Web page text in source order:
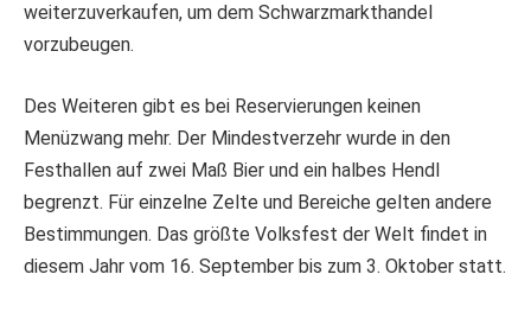
weiterzuverkaufen, um dem Schwarzmarkthandel
vorzubeugen.
Des Weiteren gibt es bei Reservierungen keinen
Menüzwang mehr. Der Mindestverzehr wurde in den
Festhallen auf zwei Maß Bier und ein halbes Hendl
begrenzt. Für einzelne Zelte und Bereiche gelten andere
Bestimmungen. Das größte Volksfest der Welt findet in
diesem Jahr vom 16. September bis zum 3. Oktober statt.